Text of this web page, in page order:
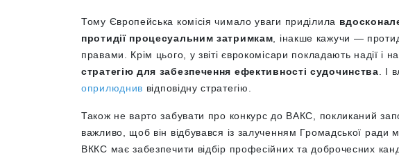
Тому Європейська комісія чимало уваги приділила
протидії процесуальним затримкам , інакше кажучи —
правами. Крім цього, у звіті єврокомісари покладають надії
стратегію для забезпечення ефективності судочинства . І
оприлюднив відповідну стратегію.
Також не варто забувати про конкурс до ВАКС, покликаний
важливо, щоб він відбувався із залученням Громадської ради
ВККС має забезпечити відбір професійних та доброчесних